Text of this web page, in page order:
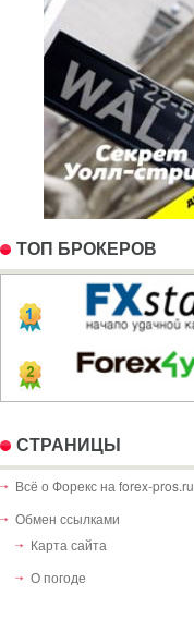
TOП БРОКЕРОВ
СТРАНИЦЫ
Всё о Форекс на forex-pros.ru
Обмен ссылками
Карта сайта
О погоде